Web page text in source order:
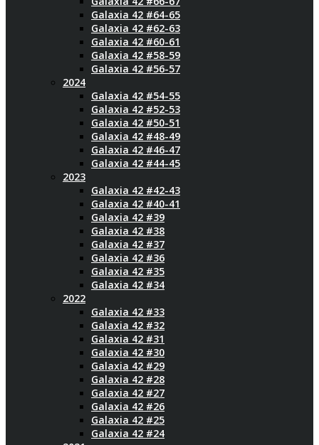
Galaxia 42 #64-65
Galaxia 42 #62-63
Galaxia 42 #60-61
Galaxia 42 #58-59
Galaxia 42 #56-57
2024
Galaxia 42 #54-55
Galaxia 42 #52-53
Galaxia 42 #50-51
Galaxia 42 #48-49
Galaxia 42 #46-47
Galaxia 42 #44-45
2023
Galaxia 42 #42-43
Galaxia 42 #40-41
Galaxia 42 #39
Galaxia 42 #38
Galaxia 42 #37
Galaxia 42 #36
Galaxia 42 #35
Galaxia 42 #34
2022
Galaxia 42 #33
Galaxia 42 #32
Galaxia 42 #31
Galaxia 42 #30
Galaxia 42 #29
Galaxia 42 #28
Galaxia 42 #27
Galaxia 42 #26
Galaxia 42 #25
Galaxia 42 #24